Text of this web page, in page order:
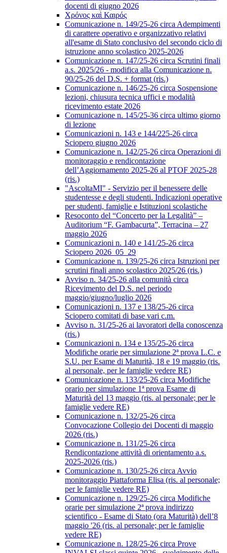
docenti di giugno 2026
Χρόνος καὶ Καιρός
Comunicazione n. 149/25-26 circa Adempimenti
di carattere operativo e organizzativo relativi
all'esame di Stato conclusivo del secondo ciclo di
istruzione anno scolastico 2025-2026
Comunicazione n. 147/25-26 circa Scrutini finali
a.s. 2025/26 - modifica alla Comunicazione n.
90/25-26 del D.S. + format (ris.)
Comunicazione n. 146/25-26 circa Sospensione
lezioni, chiusura tecnica uffici e modalità
ricevimento estate 2026
Comunicazione n. 145/25-36 circa ultimo giorno
di lezione
Comunicazioni n. 143 e 144/225-26 circa
Sciopero giugno 2026
Comunicazione n. 142/25-26 circa Operazioni di
monitoraggio e rendicontazione
dell’Aggiornamento 2025-26 al PTOF 2025-28
(ris.)
"AscoltaMI" - Servizio per il benessere delle
studentesse e degli studenti. Indicazioni operative
per studenti, famiglie e Istituzioni scolastiche
Resoconto del “Concerto per la Legalità” –
Auditorium “F. Gambacurta”, Terracina – 27
maggio 2026
Comunicazioni n. 140 e 141/25-26 circa
Sciopero 2026_05_29
Comunicazione n. 139/25-26 circa Istruzioni per
scrutini finali anno scolastico 2025/26 (ris.)
Avviso n. 34/25-26 alla comunità circa
Ricevimento del D.S. nel periodo
maggio/giugno/luglio 2026
Comunicazioni n. 137 e 138/25-26 circa
Sciopero comitati di base vari c.m.
Avviso n. 31/25-26 ai lavoratori della conoscenza
(ris.)
Comunicazioni n. 134 e 135/25-26 circa
Modifiche orarie per simulazione 2ª prova L.C. e
S.U. per Esame di Maturità, 18 e 19 maggio (ris.
al personale, per le famiglie vedere RE)
Comunicazione n. 133/25-26 circa Modifiche
orario per simulazione 1ª prova Esame di
Maturità del 13 maggio (ris. al personale; per le
famiglie vedere RE)
Comunicazione n. 132/25-26 circa
Convocazione Collegio dei Docenti di maggio
2026 (ris.)
Comunicazione n. 131/25-26 circa
Rendicontazione attività di orientamento a.s.
2025-2026 (ris.)
Comunicazione n. 130/25-26 circa Avvio
monitoraggio Piattaforma Elisa (ris. al personale;
per le famiglie vedere RE)
Comunicazione n. 129/25-26 circa Modifiche
orarie per simulazione 2ª prova indirizzo
scientifico - Esame di Stato (ora Maturità) dell’8
maggio '26 (ris. al personale; per le famiglie
vedere RE)
Comunicazione n. 128/25-26 circa Prove